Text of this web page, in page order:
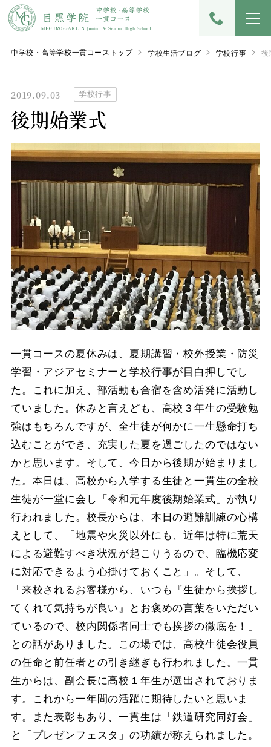
中学校・高等学校一貫コーストップ 学校生活ブログ 学校行事 後
2019.09.03 学校行事
後期始業式
一貫コースの夏休みは、夏期講習・校外授業・防災
学習・アジアセミナーと学校行事が目白押しでし
た。これに加え、部活動も合宿を含め活発に活動し
ていました。休みと言えども、高校３年生の受験勉
強はもちろんですが、全生徒が何かに一生懸命打ち
込むことができ、充実した夏を過ごしたのではない
かと思います。そして、今日から後期が始まりまし
た。本日は、高校から入学する生徒と一貫生の全校
生徒が一堂に会し「令和元年度後期始業式」が執り
行われました。校長からは、本日の避難訓練の心構
えとして、「地震や火災以外にも、近年は特に荒天
による避難すべき状況が起こりうるので、臨機応変
に対応できるよう心掛けておくこと」。そして、
「来校されるお客様から、いつも『生徒から挨拶し
てくれて気持ちが良い』とお褒めの言葉をいただい
ているので、校内関係者同士でも挨拶の徹底を！」
との話がありました。この場では、高校生徒会役員
の任命と前任者との引き継ぎも行われました。一貫
生からは、副会長に高校１年生が選出されておりま
す。これから一年間の活躍に期待したいと思いま
す。また表彰もあり、一貫生は「鉄道研究同好会」
と「プレゼンフェスタ」の功績が称えられました。